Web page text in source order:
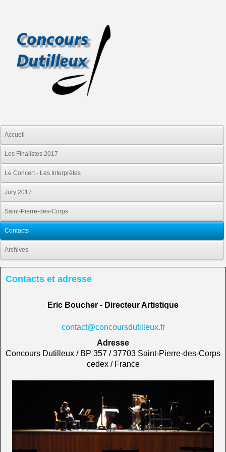
Accueil
Les Finalistes 2017
Le Concert - Les Interprètes
Jury 2017
Saint-Pierre-des-Corps
Contacts
Archives
Contacts et adresse
Eric Boucher - Directeur Artistique
contact@concoursdutilleux.fr
Adresse
Concours Dutilleux / BP 357 / 37703 Saint-Pierre-des-Corps
cedex / France